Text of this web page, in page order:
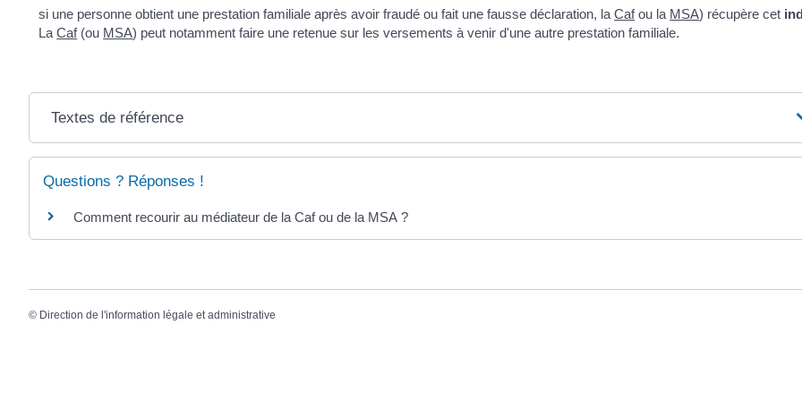
si une personne obtient une prestation familiale après avoir fraudé ou fait une fausse déclaration, laCafou la MSA) récupère cet
LaCaf(ou MSA) peut notamment faire une retenue sur les versements à venir d'une autre prestation familiale.
Textes de référence
Questions ? Réponses !
Comment recourir au médiateur de la Caf ou de la MSA ?
© Direction de l'information légale et administrative